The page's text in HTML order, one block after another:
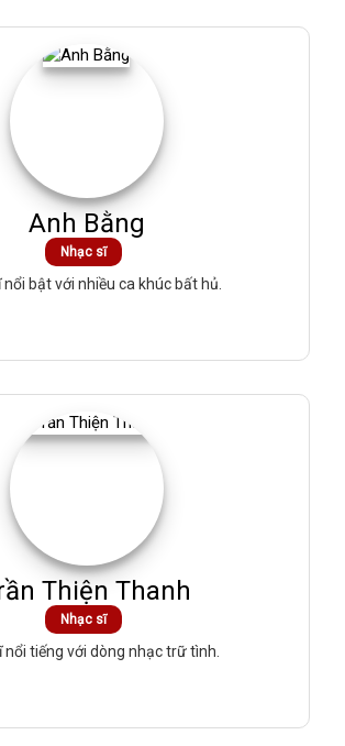
Anh Bằng
Nhạc sĩ
nổi bật với nhiều ca khúc bất hủ.
Thiện Thanh
Nhạc sĩ
nổi tiếng với dòng nhạc trữ tình.